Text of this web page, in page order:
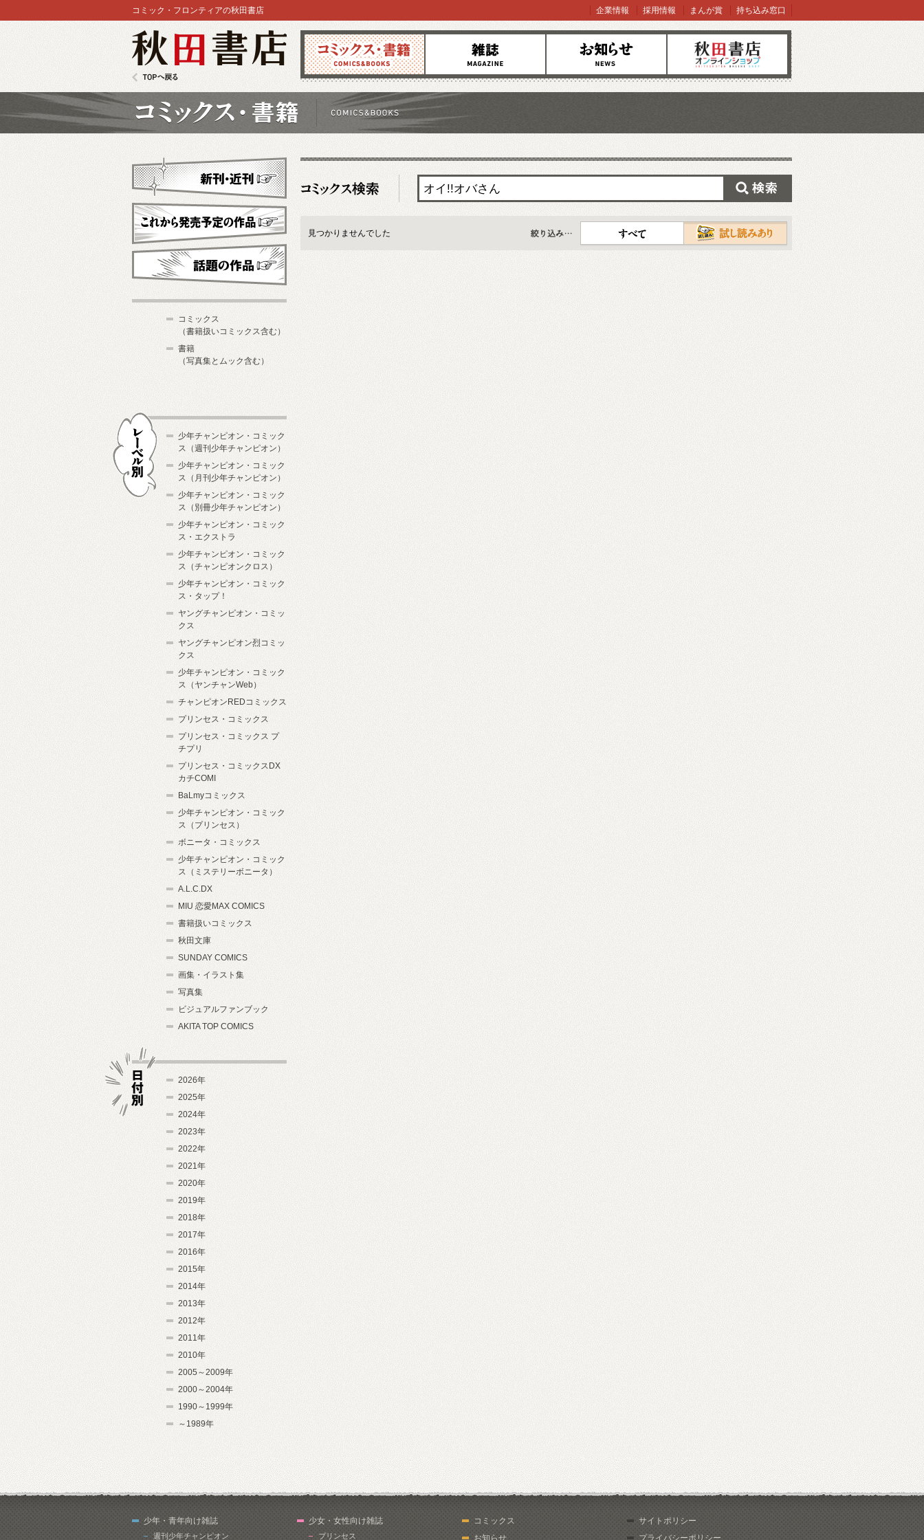
コミックス 雑誌 お知らせ オンラインショップ
コミック・フロンティアの秋田書店 企業情報 採用情報 まんが賞 持ち込み窓口
見つかりませんでした
すべて
新刊・近刊
これから発売予定
コミックス
（書籍扱いコミックス含む）
書籍
（写真集とムック含む）
少年チャンピオン・コミック
ス（週刊少年チャンピオン）
少年チャンピオン・コミック
ス（月刊少年チャンピオン）
少年チャンピオン・コミック
ス（別冊少年チャンピオン）
少年チャンピオン・コミック
ス・エクストラ
少年チャンピオン・コミック
ス（チャンピオンクロス）
少年チャンピオン・コミック
ス・タップ！
ヤングチャンピオン・コミッ
クス
ヤングチャンピオン烈コミッ
クス
少年チャンピオン・コミック
ス（ヤンチャンWeb）
チャンピオンREDコミックス
プリンセス・コミックス
プリンセス・コミックス プ
チプリ
プリンセス・コミックスDX
カチCOMI
BaLmyコミックス
少年チャンピオン・コミック
ス（プリンセス）
ボニータ・コミックス
少年チャンピオン・コミック
ス（ミステリーボニータ）
A.L.C.DX
MIU 恋愛MAX COMICS
書籍扱いコミックス
秋田文庫
SUNDAY COMICS
画集・イラスト集
写真集
ビジュアルファンブック
AKITA TOP COMICS
2026年
2025年
2024年
2023年
2022年
2021年
2020年
2019年
2018年
2017年
2016年
2015年
2014年
2013年
2012年
2011年
2010年
2005～2009年
2000～2004年
1990～1999年
～1989年
少年・青年向け雑誌
週刊少年チャンピオン
少女・女性向け雑誌
プリンセス
コミックス
お知らせ
サイトポリシー
プライバシーポリシー